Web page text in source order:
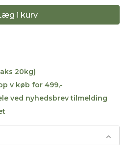
i kurv
20kg)
v køb for 499,-
ved nyhedsbrev tilmelding